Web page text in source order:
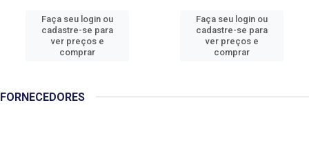
Faça seu login ou
cadastre-se para
ver preços e
comprar
Faça seu login ou
cadastre-se para
ver preços e
comprar
FORNECEDORES